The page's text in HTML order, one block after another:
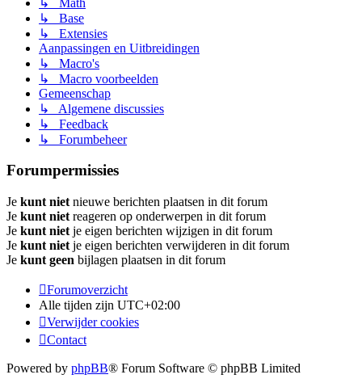
↳ Base
↳ Extensies
Aanpassingen en Uitbreidingen
↳ Macro's
↳ Macro voorbeelden
Gemeenschap
↳ Algemene discussies
↳ Feedback
↳ Forumbeheer
Forumpermissies
Je kunt niet nieuwe berichten plaatsen in dit forum
Je kunt niet reageren op onderwerpen in dit forum
Je kunt niet je eigen berichten wijzigen in dit forum
Je kunt niet je eigen berichten verwijderen in dit forum
Je kunt geen bijlagen plaatsen in dit forum
Forumoverzicht
Alle tijden zijn UTC+02:00
Verwijder cookies
Contact
Powered by phpBB® Forum Software © phpBB Limited